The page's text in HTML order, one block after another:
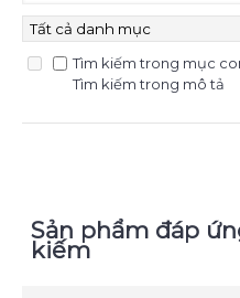
Tìm kiếm trong mục
Tìm kiếm trong mô tả
Sản phẩm đáp
kiếm